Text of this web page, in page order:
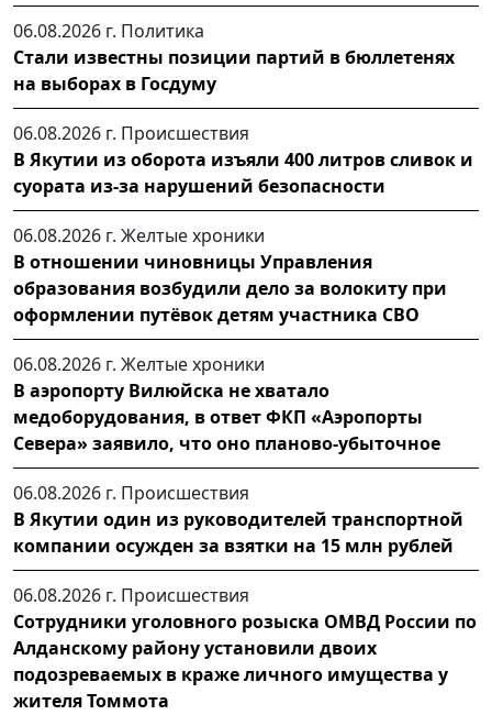
06.08.2026 г. Политика
Стали известны позиции партий в бюллетенях
на выборах в Госдуму
06.08.2026 г. Происшествия
В Якутии из оборота изъяли 400 литров сливок и
суората из-за нарушений безопасности
06.08.2026 г. Желтые хроники
В отношении чиновницы Управления
образования возбудили дело за волокиту при
оформлении путёвок детям участника СВО
06.08.2026 г. Желтые хроники
В аэропорту Вилюйска не хватало
медоборудования, в ответ ФКП «Аэропорты
Севера» заявило, что оно планово-убыточное
06.08.2026 г. Происшествия
В Якутии один из руководителей транспортной
компании осужден за взятки на 15 млн рублей
06.08.2026 г. Происшествия
Сотрудники уголовного розыска ОМВД России по
Алданскому району установили двоих
подозреваемых в краже личного имущества у
жителя Томмота